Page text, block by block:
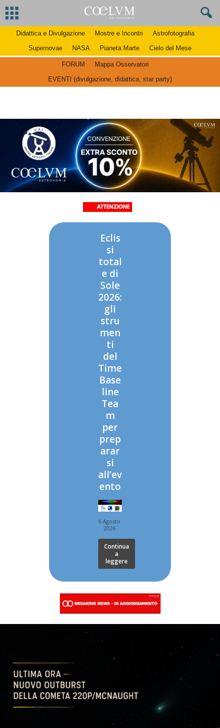
Didattica e Divulgazione Mostre e Incontri
Astrofotografia
Supernovae
NASA Pianeta Marte Cielo del Mese
FORUM
Mappa Osservatori
EVENTI (divulgazione, didattica, star party)
Eclis
si
total
e di
Sole
2026:
gli
stru
men
ti
del
Time
Base
line
Tea
m
per
prep
arar
si
all’ev
ento
6 Agosto
2026
Continua
a
leggere